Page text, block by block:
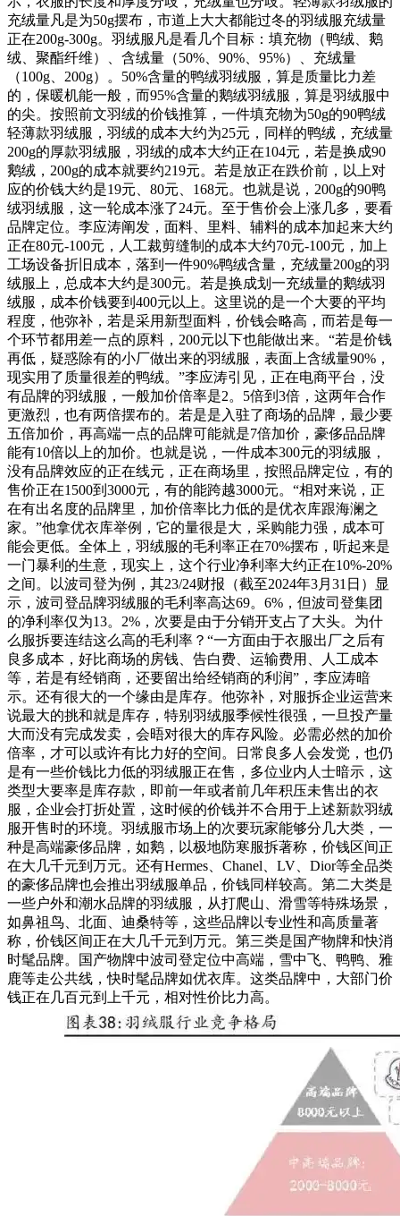
充绒量凡是为50g摆布，市道上大大都能过冬的羽绒服充绒量
正在200g-300g。羽绒服凡是看几个目标：填充物（鸭绒、鹅
绒、聚酯纤维）、含绒量（50%、90%、95%）、充绒量
（100g、200g）。50%含量的鸭绒羽绒服，算是质量比力差
的，保暖机能一般，而95%含量的鹅绒羽绒服，算是羽绒服中
的尖。按照前文羽绒的价钱推算，一件填充物为50g的90鸭绒
轻薄款羽绒服，羽绒的成本大约为25元，同样的鸭绒，充绒量
200g的厚款羽绒服，羽绒的成本大约正在104元，若是换成90
鹅绒，200g的成本就要约219元。若是放正在跌价前，以上对
应的价钱大约是19元、80元、168元。也就是说，200g的90鸭
绒羽绒服，这一轮成本涨了24元。至于售价会上涨几多，要看
品牌定位。李应涛阐发，面料、里料、辅料的成本加起来大约
正在80元-100元，人工裁剪缝制的成本大约70元-100元，加上
工场设备折旧成本，落到一件90%鸭绒含量，充绒量200g的羽
绒服上，总成本大约是300元。若是换成划一充绒量的鹅绒羽
绒服，成本价钱要到400元以上。这里说的是一个大要的平均
程度，他弥补，若是采用新型面料，价钱会略高，而若是每一
个环节都用差一点的原料，200元以下也能做出来。“若是价钱
再低，疑惑除有的小厂做出来的羽绒服，表面上含绒量90%，
现实用了质量很差的鸭绒。”李应涛引见，正在电商平台，没
有品牌的羽绒服，一般加价倍率是2。5倍到3倍，这两年合作
更激烈，也有两倍摆布的。若是是入驻了商场的品牌，最少要
五倍加价，再高端一点的品牌可能就是7倍加价，豪侈品品牌
能有10倍以上的加价。也就是说，一件成本300元的羽绒服，
没有品牌效应的正在线元，正在商场里，按照品牌定位，有的
售价正在1500到3000元，有的能跨越3000元。“相对来说，正
在有出名度的品牌里，加价倍率比力低的是优衣库跟海澜之
家。”他拿优衣库举例，它的量很是大，采购能力强，成本可
能会更低。全体上，羽绒服的毛利率正在70%摆布，听起来是
一门暴利的生意，现实上，这个行业净利率大约正在10%-20%
之间。以波司登为例，其23/24财报（截至2024年3月31日）显
示，波司登品牌羽绒服的毛利率高达69。6%，但波司登集团
的净利率仅为13。2%，次要是由于分销开支占了大头。为什
么服拆要连结这么高的毛利率？“一方面由于衣服出厂之后有
良多成本，好比商场的房钱、告白费、运输费用、人工成本
等，若是有经销商，还要留出给经销商的利润”，李应涛暗
示。还有很大的一个缘由是库存。他弥补，对服拆企业运营来
说最大的挑和就是库存，特别羽绒服季候性很强，一旦投产量
大而没有完成发卖，会晤对很大的库存风险。必需必然的加价
倍率，才可以或许有比力好的空间。日常良多人会发觉，也仍
是有一些价钱比力低的羽绒服正在售，多位业内人士暗示，这
类型大要率是库存款，即前一年或者前几年积压未售出的衣
服，企业会打折处置，这时候的价钱并不合用于上述新款羽绒
服开售时的环境。羽绒服市场上的次要玩家能够分几大类，一
种是高端豪侈品牌，如鹅，以极地防寒服拆著称，价钱区间正
在大几千元到万元。还有Hermes、Chanel、LV、Dior等全品类
的豪侈品牌也会推出羽绒服单品，价钱同样较高。第二大类是
一些户外和潮水品牌的羽绒服，从打爬山、滑雪等特殊场景，
如鼻祖鸟、北面、迪桑特等，这些品牌以专业性和高质量著
称，价钱区间正在大几千元到万元。第三类是国产物牌和快消
时髦品牌。国产物牌中波司登定位中高端，雪中飞、鸭鸭、雅
鹿等走公共线，快时髦品牌如优衣库。这类品牌中，大部门价
钱正在几百元到上千元，相对性价比力高。